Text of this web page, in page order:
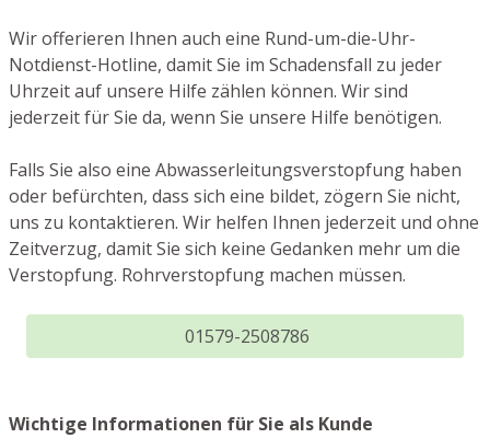
Wir offerieren Ihnen auch eine Rund-um-die-Uhr-
Notdienst-Hotline, damit Sie im Schadensfall zu jeder
Uhrzeit auf unsere Hilfe zählen können. Wir sind
jederzeit für Sie da, wenn Sie unsere Hilfe benötigen.
Falls Sie also eine Abwasserleitungsverstopfung haben
oder befürchten, dass sich eine bildet, zögern Sie nicht,
uns zu kontaktieren. Wir helfen Ihnen jederzeit und ohne
Zeitverzug, damit Sie sich keine Gedanken mehr um die
Verstopfung. Rohrverstopfung machen müssen.
01579-2508786
Wichtige Informationen für Sie als Kunde